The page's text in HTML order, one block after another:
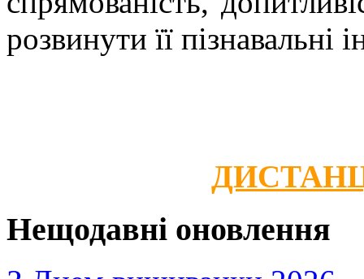
розвинути її пізнавальні
Нещодавні оновлення